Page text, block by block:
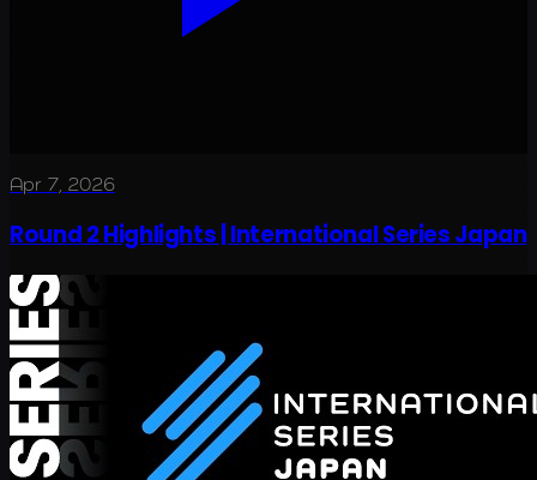
Apr 7, 2026
Round 2 Highlights | International Series Japan